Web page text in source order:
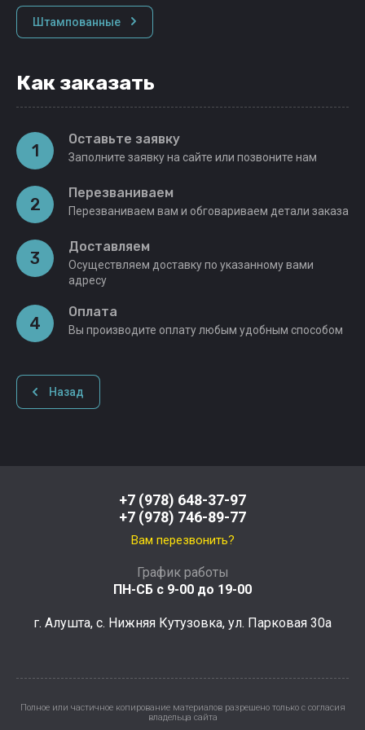
Штампованные
Как заказать
1
Оставьте заявку
Заполните заявку на сайте или позвоните нам
2
Перезваниваем
Перезваниваем вам и обговариваем детали заказа
3
Доставляем
Осуществляем доставку по указанному вами
адресу
4
Оплата
Вы производите оплату любым удобным способом
Назад
+7 (978) 648-37-97
+7 (978) 746-89-77
Вам перезвонить?
График работы
ПН-СБ с 9-00 до 19-00
г. Алушта, с. Нижняя Кутузовка, ул. Парковая 30а
Полное или частичное копирование материалов разрешено только с согласия
владельца сайта